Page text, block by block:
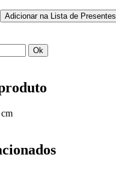
Adicionar na Lista de Presentes
Ok